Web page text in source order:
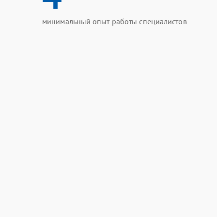
минимальный опыт работы специалистов